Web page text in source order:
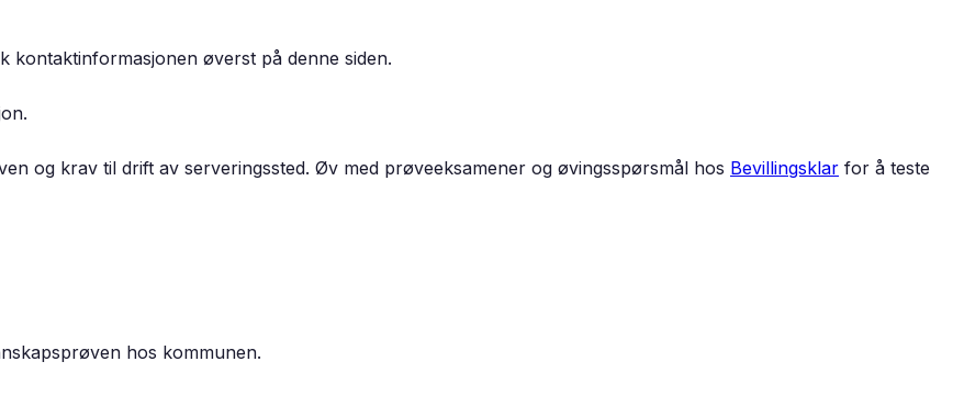
kontaktinformasjonen øverst på denne siden.
og krav til drift av serveringssted. Øv med prøveeksamener og øvingsspørsmål hos Bevillingsklar for å teste
hos kommunen.